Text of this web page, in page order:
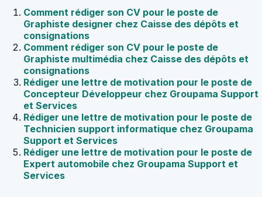
Comment rédiger son CV pour le poste de
Graphiste designer chez Caisse des dépôts et
consignations
Comment rédiger son CV pour le poste de
Graphiste multimédia chez Caisse des dépôts et
consignations
Rédiger une lettre de motivation pour le poste de
Concepteur Développeur chez Groupama Support
et Services
Rédiger une lettre de motivation pour le poste de
Technicien support informatique chez Groupama
Support et Services
Rédiger une lettre de motivation pour le poste de
Expert automobile chez Groupama Support et
Services